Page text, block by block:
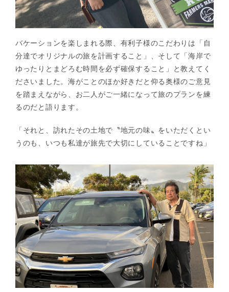
バケーションを楽しまれる際、有利子様のこだわりは「自
分達でオリジナルの旅を計画すること」、そして「海岸で
ゆったりとまどろむ時間を必ず確保すること」と教えてく
ださいました。海がことのほか好きだと仰る奥様のご意見
を踏まえながら、お二人がご一緒になって旅のプランを練
るのだと語ります。
「それと、訪れたその土地で〝地元の味〟をいただくとい
うのも、いつも私達が旅先で大切にしていることですね」